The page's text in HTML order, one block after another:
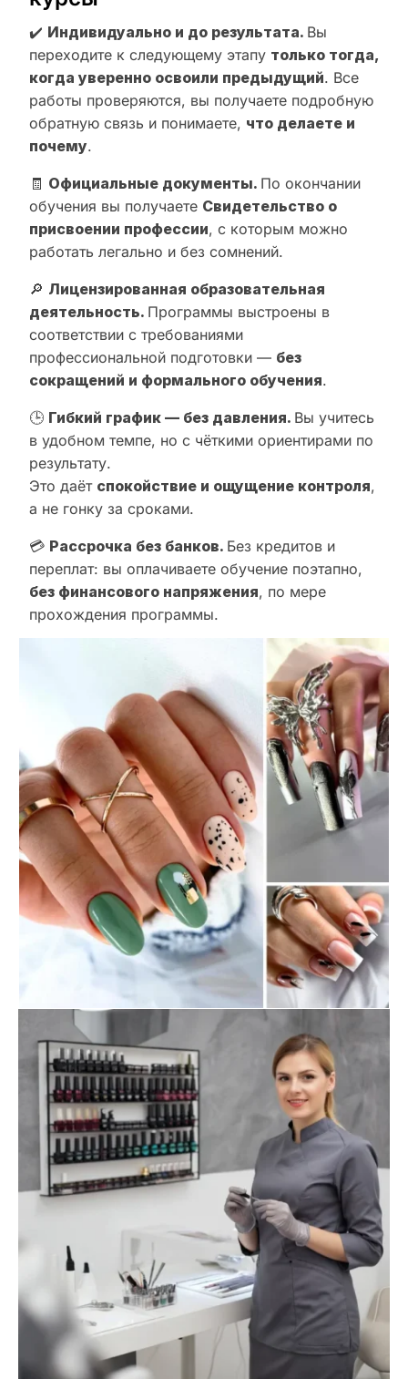
✔️ Индивидуально и до результата. Вы
переходите к следующему этапу только тогда,
когда уверенно освоили предыдущий. Все
работы проверяются, вы получаете подробную
обратную связь и понимаете, что делаете и
почему.
🧾 Официальные документы. По окончании
обучения вы получаете Свидетельство о
присвоении профессии, с которым можно
работать легально и без сомнений.
🔎 Лицензированная образовательная
деятельность. Программы выстроены в
соответствии с требованиями
профессиональной подготовки — без
сокращений и формального обучения.
🕒 Гибкий график — без давления. Вы учитесь
в удобном темпе, но с чёткими ориентирами по
результату.
Это даёт спокойствие и ощущение контроля,
а не гонку за сроками.
💳 Рассрочка без банков. Без кредитов и
переплат: вы оплачиваете обучение поэтапно,
без финансового напряжения, по мере
прохождения программы.